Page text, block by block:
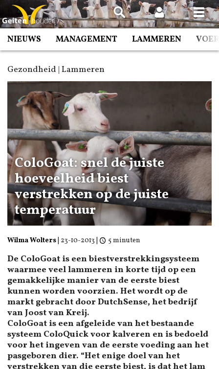
Spring
naar
inhoud
NIEUWS MANAGEMENT LAMMEREN
Gezondheid | Lammeren
ColoGoat: snel de juiste
hoeveelheid biest
verstrekken op de juiste
temperatuur
Wilma Wolters 23-10-2013 5 minuten
De ColoGoat is een biestverstrekkingsysteem
waarmee veel lammeren in korte tijd op een
gemakkelijke manier van de eerste biest
kunnen worden voorzien. Het wordt op de
markt gebracht door DutchSense, het bedrijf
van Joost van Kreij.
ColoGoat is een afgeleide van het bestaande
systeem ColoQuick voor kalveren en is bedoeld
voor het ingeven van de eerste voeding aan het
pasgeboren dier. “Het enige doel van het